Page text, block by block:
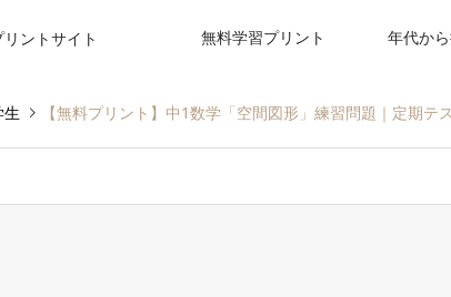
ントサイト 無料学習プリント 年代か
生 【無料プリント】中1数学「空間図形」練習問題｜定期テ